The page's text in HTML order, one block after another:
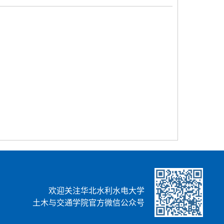
欢迎关注华北水利水电大学
土木与交通学院官方微信公众号